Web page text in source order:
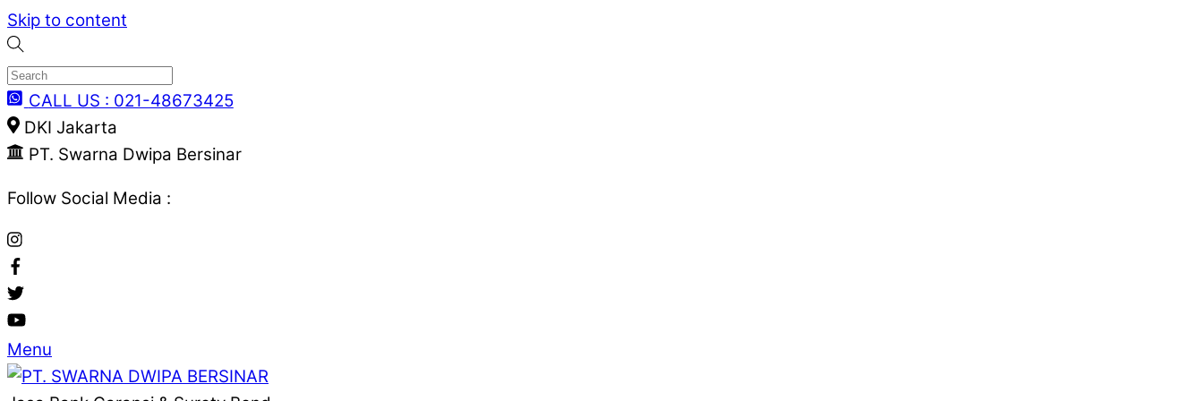
Skip to content
CALL US : 021-48673425
DKI Jakarta
PT. Swarna Dwipa Bersinar
Follow Social Media :
Menu